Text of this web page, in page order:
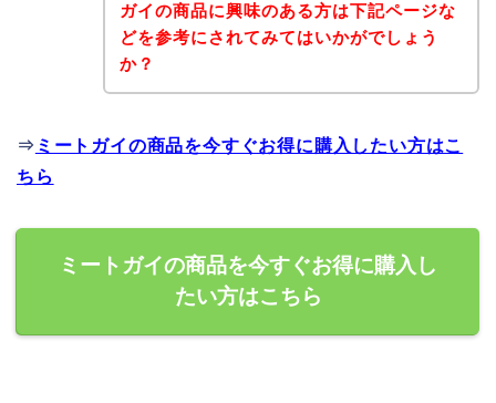
ガイの商品に興味のある方は下記ページな
どを参考にされてみてはいかがでしょう
か？
⇒ ミートガイの商品を今すぐお得に購入したい方はこ
ちら
ミートガイの商品を今すぐお得に購入し
たい方はこちら